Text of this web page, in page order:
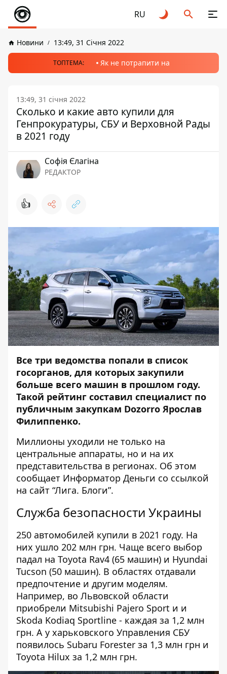
RU
Новини 13:49, 31 Січня 2022
ТОПТЕМА: Як не потрапити на
13:49, 31 січня 2022
Сколько и какие авто купили для
Генпрокуратуры, СБУ и Верховной Рады
в 2021 году
Софія Єлагіна
РЕДАКТОР
👍
Все три ведомства попали в список
госорганов, для которых закупили
больше всего машин в прошлом году.
Такой рейтинг составил специалист по
публичным закупкам Dozorro Ярослав
Филиппенко.
Миллионы уходили не только на
центральные аппараты, но и на их
представительства в регионах. Об этом
сообщает Информатор Деньги со ссылкой
на сайт “Лига. Блоги”.
Служба безопасности Украины
250 автомобилей купили в 2021 году. На
них ушло 202 млн грн. Чаще всего выбор
падал на Toyota Rav4 (65 машин) и Hyundai
Tucson (50 машин). В областях отдавали
предпочтение и другим моделям.
Например, во Львовской области
приобрели Mitsubishi Pajero Sport и и
Skoda Kodiaq Sportline - каждая за 1,2 млн
грн. А у харьковского Управления СБУ
появилось Subaru Forester за 1,3 млн грн и
Toyota Hilux за 1,2 млн грн.